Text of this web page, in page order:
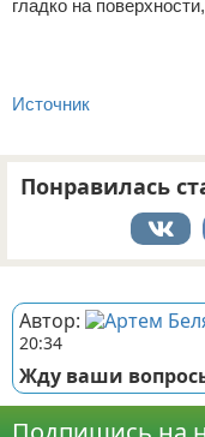
гладко на
Источник
Понравилась
Автор:
20:34
Жду ваши